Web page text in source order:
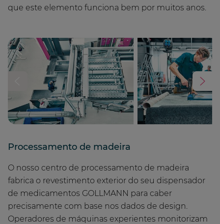
que este elemento funciona bem por muitos anos.
Processamento de madeira
O nosso centro de processamento de madeira
fabrica o revestimento exterior do seu dispensador
de medicamentos GOLLMANN para caber
precisamente com base nos dados de design.
Operadores de máquinas experientes monitorizam